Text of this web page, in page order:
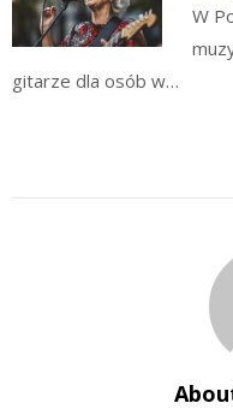
W
gitarze dla osób w…